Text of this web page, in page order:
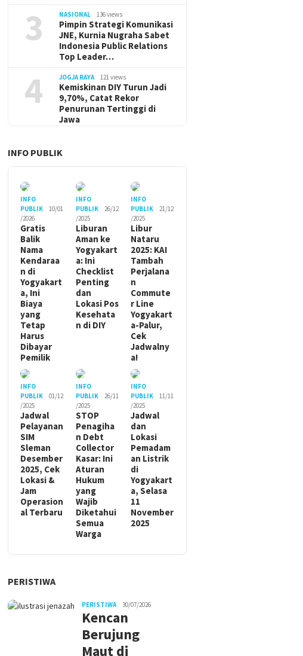
3 NASIONAL 136 views
Pimpin Strategi Komunikasi
JNE, Kurnia Nugraha Sabet
Indonesia Public Relations
Top Leader…
4 JOGJA RAYA 121 views
Kemiskinan DIY Turun Jadi
9,70%, Catat Rekor
Penurunan Tertinggi di
Jawa
INFO PUBLIK
INFO
PUBLIK
10/01
/2026
Gratis
Balik
Nama
Kendaraa
n di
Yogyakart
a, Ini
Biaya
yang
Tetap
Harus
Dibayar
Pemilik
INFO
PUBLIK
26/12
/2025
Liburan
Aman ke
Yogyakart
a: Ini
Checklist
Penting
dan
Lokasi Pos
Kesehata
n di DIY
INFO
PUBLIK
21/12
/2025
Libur
Nataru
2025: KAI
Tambah
Perjalana
n
Commute
r Line
Yogyakart
a-Palur,
Cek
Jadwalny
a!
INFO
PUBLIK
01/12
/2025
Jadwal
Pelayanan
SIM
Sleman
Desember
2025, Cek
Lokasi &
Jam
Operasion
al Terbaru
INFO
PUBLIK
26/11
/2025
STOP
Penagiha
n Debt
Collector
Kasar: Ini
Aturan
Hukum
yang
Wajib
Diketahui
Semua
Warga
INFO
PUBLIK
11/11
/2025
Jadwal
dan
Lokasi
Pemadam
an Listrik
di
Yogyakart
a, Selasa
11
November
2025
PERISTIWA
PERISTIWA 30/07/2026
Kencan
Berujung
Maut di